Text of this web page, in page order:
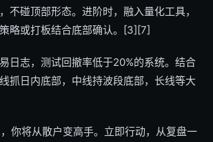
不碰顶部形态。进阶时，融入量化工具，
略或打板结合底部确认。[3][7]
日志，测试回撤率低于20%的系统。结合
抓日内底部，中线持波段底部，长线等大
你将从散户变高手。立即行动，从复盘一